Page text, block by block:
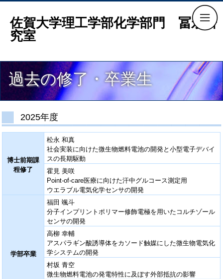
佐賀大学理工学部化学部門 冨永研
究室
過去の修了・卒業生
2025年度
博士前期課
程修了
松永 和真
社会実装に向けた微生物燃料電池の開発と小型電子デバイ
スの長期駆動
霍見 美咲
Point-of-care医療に向けた汗中グルコース測定用
ウエラブル電気化学センサの開発
学部卒業
福田 颯斗
分子インプリントポリマー修飾電極を用いたコルチゾール
センサの開発
高柳 幸輔
アスパラギン酸誘導体をカソード触媒にした微生物電気化
学システムの開発
村坂 青空
微生物燃料電池の発電特性に及ぼす外部抵抗の影響